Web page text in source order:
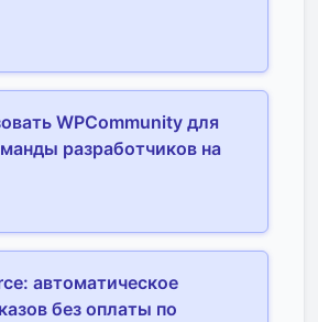
WPCommunity для
разработчиков на
автоматическое
без оплаты по